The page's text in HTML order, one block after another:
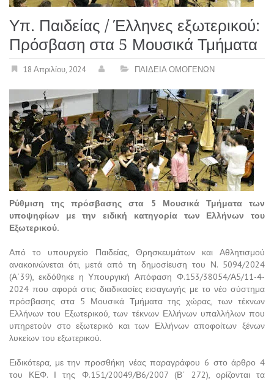
Υπ. Παιδείας / Έλληνες εξωτερικού:
Πρόσβαση στα 5 Μουσικά Τμήματα
18 Απριλίου, 2024 ΠΑΙΔΕΙΑ ΟΜΟΓΕΝΩΝ
Ρύθμιση της πρόσβασης στα 5 Μουσικά Τμήματα των
υποψηφίων με την ειδική κατηγορία των Ελλήνων του
Εξωτερικού.
Από το υπουργείο Παιδείας, Θρησκευμάτων και Αθλητισμού
ανακοινώνεται ότι, μετά από τη δημοσίευση του Ν. 5094/2024
(Α΄39), εκδόθηκε η Υπουργική Απόφαση Φ.153/38054/Α5/11-4-
2024 που αφορά στις διαδικασίες εισαγωγής με το νέο σύστημα
πρόσβασης στα 5 Μουσικά Τμήματα της χώρας, των τέκνων
Ελλήνων του Εξωτερικού, των τέκνων Ελλήνων υπαλλήλων που
υπηρετούν στο εξωτερικό και των Ελλήνων αποφοίτων ξένων
λυκείων του εξωτερικού.
Ειδικότερα, με την προσθήκη νέας παραγράφου 6 στο άρθρο 4
του ΚΕΦ. Ι της Φ.151/20049/Β6/2007 (Β΄ 272), ορίζονται τα